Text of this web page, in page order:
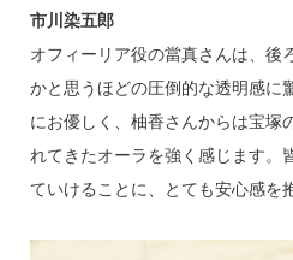
市川染五郎
オフィーリア役の當真さんは、後
かと思うほどの圧倒的な透明感に
にお優しく、柚香さんからは宝塚
れてきたオーラを強く感じます。
ていけることに、とても安心感を